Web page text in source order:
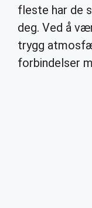
fleste har de
deg. Ved å
trygg
forbindelser